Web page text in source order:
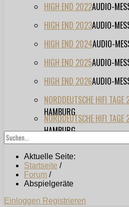
HIGH END 2022AUDIO-
HIGH END 2023AUDIO-
HIGH END 2024AUDIO-
HIGH END 2025AUDIO-
HIGH END 2026AUDIO-
NORDDEUTSCHE HIFI TAGE
HAMBURG
NORDDEUTSCHE HIFI TAGE
HAMBURG
Aktuelle Seite:
Startseite /
Forum /
Abspielgeräte
Einloggen Registrieren